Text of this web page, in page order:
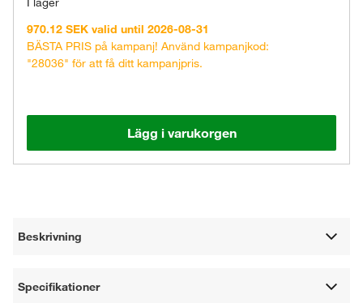
970.12 SEK valid until 2026-08-31
BÄSTA PRIS på kampanj! Använd kampanjkod:
"28036" för att få ditt kampanjpris.
Lägg i varukorgen
Beskrivning
Specifikationer